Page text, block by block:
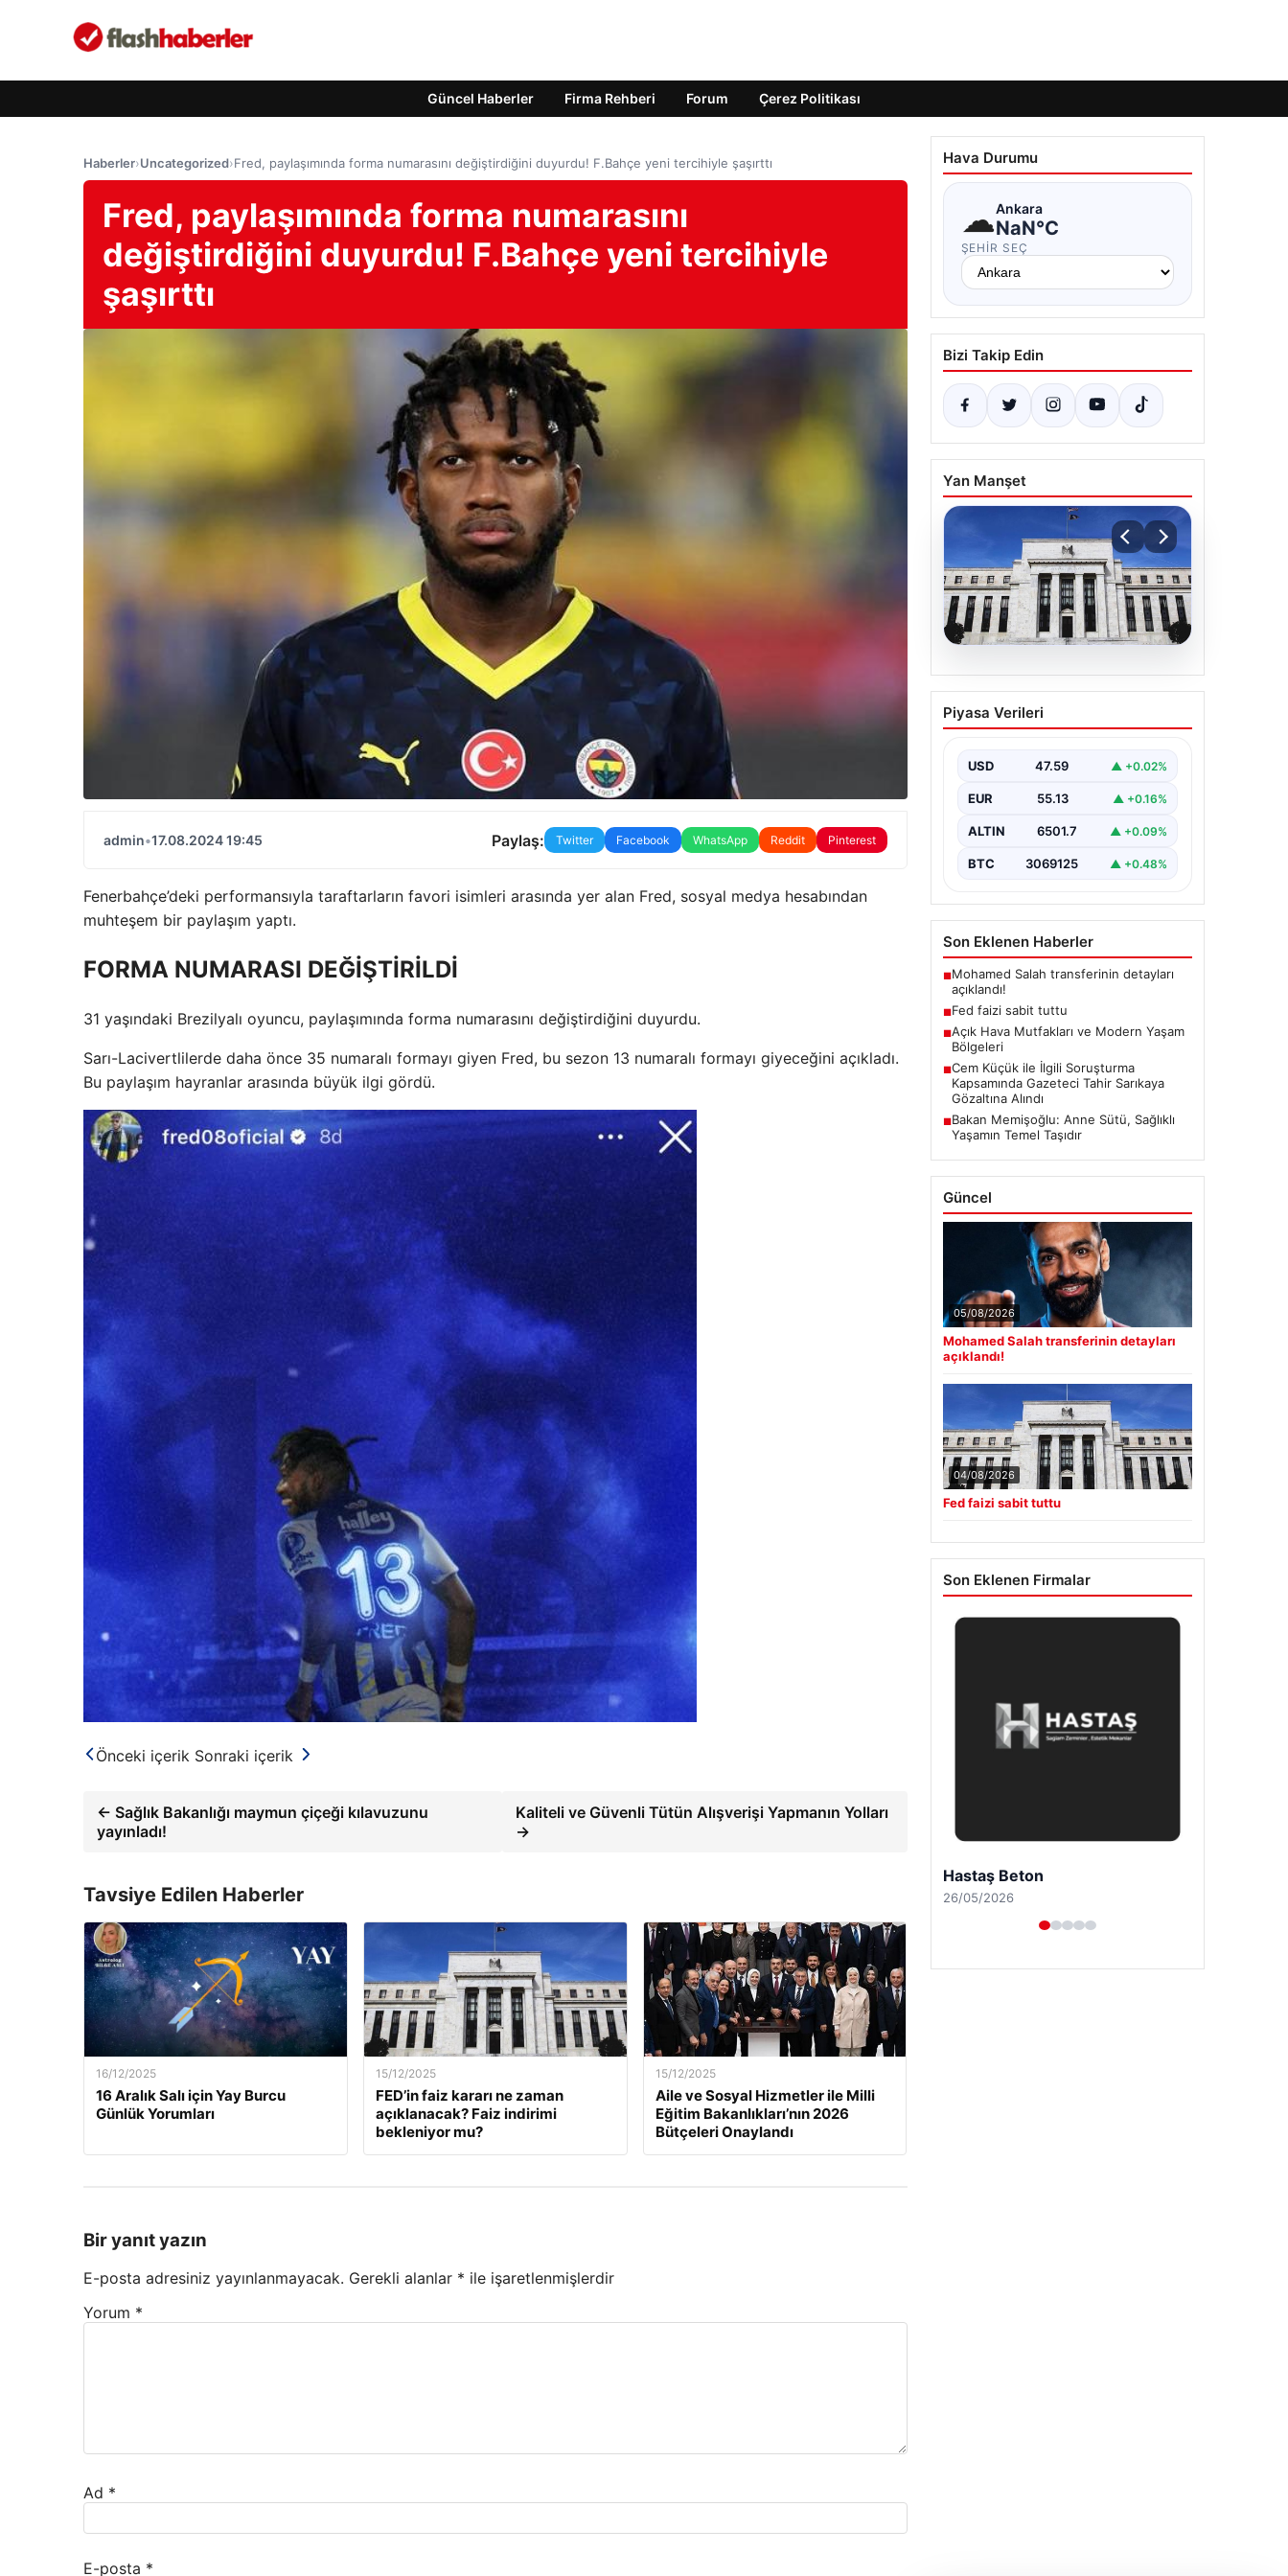
Güncel Haberler Firma Rehberi Forum Çerez Politikası
Haberler›Uncategorized›Fred, paylaşımında forma numarasını değiştirdiğini duyurdu! F.Bahçe yeni tercihiyle şaşırttı
Fred, paylaşımında forma numarasını
değiştirdiğini duyurdu! F.Bahçe yeni tercihiyle
şaşırttı
admin•17.08.2024 19:45 Paylaş: Twitter Facebook WhatsApp Reddit Pinterest
Fenerbahçe’deki performansıyla taraftarların favori isimleri arasında yer alan Fred, sosyal medya hesabından
muhteşem bir paylaşım yaptı.
FORMA NUMARASI DEĞİŞTİRİLDİ
31 yaşındaki Brezilyalı oyuncu, paylaşımında forma numarasını değiştirdiğini duyurdu.
Sarı-Lacivertlilerde daha önce 35 numaralı formayı giyen Fred, bu sezon 13 numaralı formayı giyeceğini açıkladı.
Bu paylaşım hayranlar arasında büyük ilgi gördü.
Önceki içerik Sonraki içerik
← Sağlık Bakanlığı maymun çiçeği kılavuzunu
yayınladı!
Kaliteli ve Güvenli Tütün Alışverişi Yapmanın Yolları
→
Tavsiye Edilen Haberler
16/12/2025
16 Aralık Salı için Yay Burcu
Günlük Yorumları
15/12/2025
FED’in faiz kararı ne zaman
açıklanacak? Faiz indirimi
bekleniyor mu?
15/12/2025
Aile ve Sosyal Hizmetler ile Milli
Eğitim Bakanlıkları’nın 2026
Bütçeleri Onaylandı
Bir yanıt yazın
E-posta adresiniz yayınlanmayacak. Gerekli alanlar * ile işaretlenmişlerdir
Yorum *
Ad *
E-posta *
Hava Durumu
☁Ankara
NaN°C
ŞEHIR SEÇ
Bizi Takip Edin
Yan Manşet
04.08.2026
Fed faizi sabit tuttu
Piyasa Verileri
USD 47.59 ▲ +0.02%
EUR 55.13 ▲ +0.16%
ALTIN 6501.7 ▲ +0.09%
BTC 3069125 ▲ +0.48%
Son Eklenen Haberler
■Mohamed Salah transferinin detayları
açıklandı!
■Fed faizi sabit tuttu
■Açık Hava Mutfakları ve Modern Yaşam
Bölgeleri
■Cem Küçük ile İlgili Soruşturma
Kapsamında Gazeteci Tahir Sarıkaya
Gözaltına Alındı
■Bakan Memişoğlu: Anne Sütü, Sağlıklı
Yaşamın Temel Taşıdır
Güncel
05/08/2026
Mohamed Salah transferinin detayları
açıklandı!
04/08/2026
Fed faizi sabit tuttu
Son Eklenen Firmalar
Prenses Night Club
29/04/2026